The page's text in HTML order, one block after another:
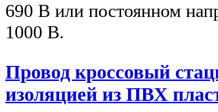
690 В или постоянном
1000 В.
Провод кроссовый
изоляцией из ПВХ